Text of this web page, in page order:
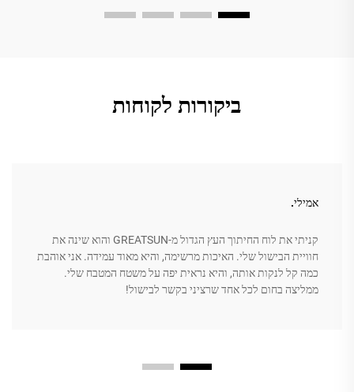
ביקורות לקוחות
אמילי.
קניתי את לוח החיתוך העץ הגדול מ-GREATSUN והוא שינה את
חוויית הבישול שלי. האיכות מרשימה, והיא מאוד עמידה. אני אוהבת
כמה קל לנקות אותה, והיא נראית יפה על משטח המטבח שלי.
ממליצה בחום לכל אחד שרציני בקשר לבישול!